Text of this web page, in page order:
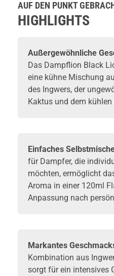
AUF DEN PUNKT
HIGHLIGHTS
Außergewöhnliche
Das Dampflion Black
eine kühne Mischung
des Ingwers, der
Kaktus und dem
Einfaches
für Dampfer, die
möchten, ermöglicht
Aroma in einer 120ml
Anpassung nach
Markantes
Kombination aus
sorgt für ein intensives